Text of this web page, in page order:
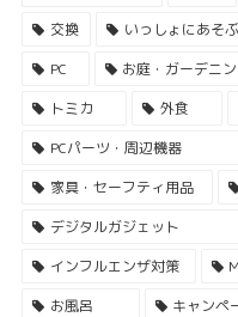
交換
いっしょにあそぶ
PC
お庭・ガーデニ
トミカ
外食
PCパーツ・周辺機器
家具・セーフティ用品
デジタルガジェット
インフルエンザ対策
お風呂
キャンペ